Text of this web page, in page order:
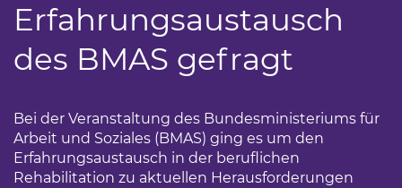
Erfahrungsaustausch
des BMAS gefragt
Bei der Veranstaltung des Bundesministeriums für
Arbeit und Soziales (BMAS) ging es um den
Erfahrungsaustausch in der beruflichen
Rehabilitation zu aktuellen Herausforderungen